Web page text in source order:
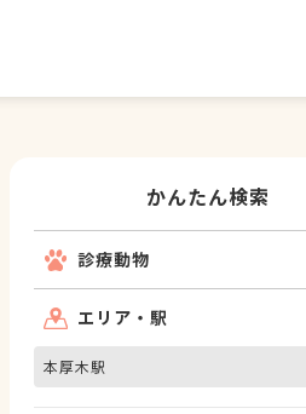
かんたん検索
診療動物
エリア・駅
本厚木駅